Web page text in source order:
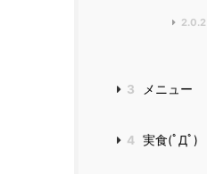
2.0.2
3 メニュー
4 実食(ﾟДﾟ)